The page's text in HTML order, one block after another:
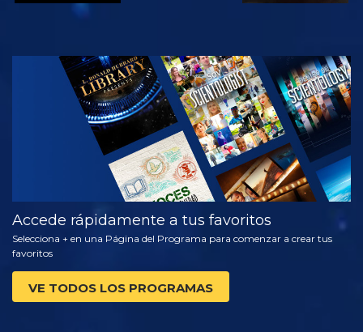
VE
EXPLORA LAS
SERIES
Accede rápidamente a tus favoritos
Selecciona + en una Página del Programa para comenzar a crear tus
favoritos
VE TODOS LOS PROGRAMAS